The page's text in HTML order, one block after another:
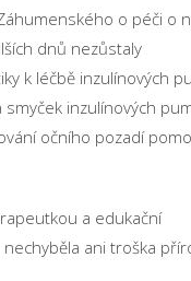
o péči o
dnů nezůstaly
k léčbě inzulínových
inzulínových
očního pozadí
a edukační
ani troška